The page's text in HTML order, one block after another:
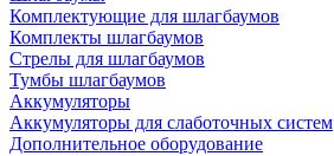
Комплектующие для шлагбаумов
Комплекты шлагбаумов
Стрелы для шлагбаумов
Тумбы шлагбаумов
Аккумуляторы
Аккумуляторы для слаботочных систем
Дополнительное оборудование